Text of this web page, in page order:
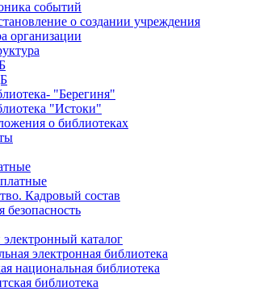
событий
о создании учреждения
организации
"Берегиня"
"Истоки"
о библиотеках
Кадровый состав
безопасность
каталог
электронная библиотека
национальная библиотека
библиотека